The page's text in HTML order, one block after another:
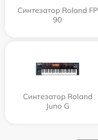
Синтезатор Roland FP
90
Синтезатор Roland
Juno G